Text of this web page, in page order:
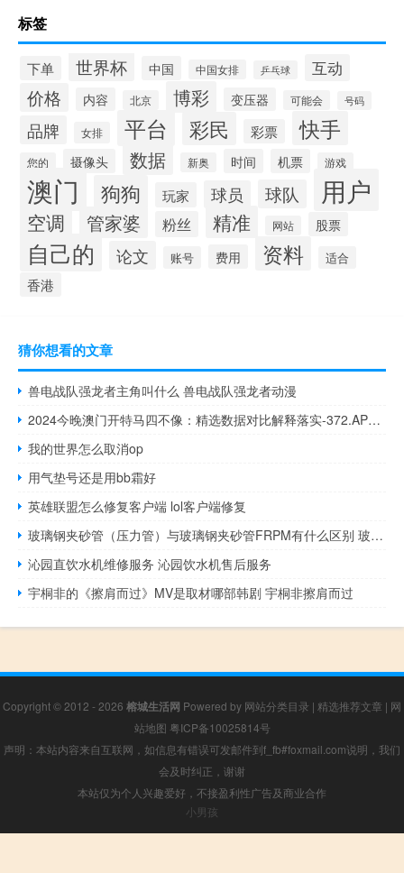
标签
下单 世界杯 中国 中国女排 乒乓球 互动
价格 内容 北京 博彩 变压器 可能会 号码
品牌 女排 平台 彩民 彩票 快手
您的 摄像头 数据 新奥 时间 机票 游戏
澳门 狗狗 玩家 球员 球队 用户
空调 管家婆 粉丝 精准 网站 股票
自己的 论文 账号 费用 资料 适合
香港
猜你想看的文章
兽电战队强龙者主角叫什么 兽电战队强龙者动漫
2024今晚澳门开特马四不像：精选数据对比解释落实-372.APP.49
我的世界怎么取消op
用气垫号还是用bb霜好
英雄联盟怎么修复客户端 lol客户端修复
玻璃钢夹砂管（压力管）与玻璃钢夹砂管FRPM有什么区别 玻璃钢夹砂管制造厂家
沁园直饮水机维修服务 沁园饮水机售后服务
宇桐非的《擦肩而过》MV是取材哪部韩剧 宇桐非擦肩而过
Copyright © 2012 - 2026 榕城生活网 Powered by 网站分类目录 | 精选推荐文章 | 网
站地图 粤ICP备10025814号
声明：本站内容来自互联网，如信息有错误可发邮件到f_fb#foxmail.com说明，我们
会及时纠正，谢谢
本站仅为个人兴趣爱好，不接盈利性广告及商业合作
小男孩